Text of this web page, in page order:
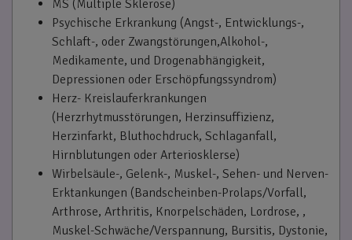
MS (Multiple Sklerose)
Psychische Erkrankung (Angst-, Entwicklungs-,
Schlaft-, oder Zwangstörungen,Alkohol-,
Medikamente, und Drogenabhängigkeit,
Depressionen oder Erschöpfungssyndrom)
Herz- Kreislauferkrankungen
(Herzrhytmusstörungen, Herzinsuffizienz,
Herzinfarkt, Bluthochdruck, Schlaganfall,
Hirnblutungen oder Arteriosklerse)
Wirbelsäule-, Gelenk-, Muskel-, Sehen- und Nerven-
Erktankungen (Bandscheinben-Prolaps/Vorfall,
Arthrose, Arthritis, Knorpelschäden, Lordrose, ,
Muskel-Schwäche/Verspannung, Bursitis, Dystonie,